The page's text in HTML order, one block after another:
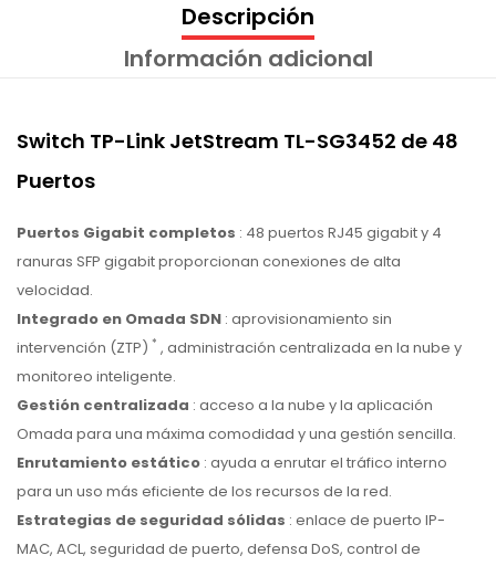
Descripción
Información adicional
Switch TP-Link JetStream TL-SG3452 de 48
Puertos
Puertos Gigabit completos : 48 puertos RJ45 gigabit y 4
ranuras SFP gigabit proporcionan conexiones de alta
velocidad.
Integrado en Omada SDN : aprovisionamiento sin
intervención (ZTP) * , administración centralizada en la nube y
monitoreo inteligente.
Gestión centralizada : acceso a la nube y la aplicación
Omada para una máxima comodidad y una gestión sencilla.
Enrutamiento estático : ayuda a enrutar el tráfico interno
para un uso más eficiente de los recursos de la red.
Estrategias de seguridad sólidas : enlace de puerto IP-
MAC, ACL, seguridad de puerto, defensa DoS, control de